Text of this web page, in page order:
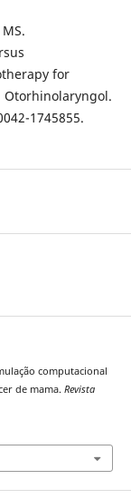
for
Otorhinolaryngol.
1745855.
computacional
de mama. Revista